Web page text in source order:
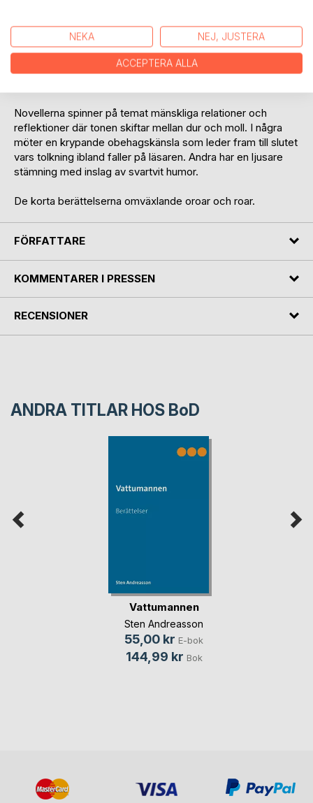
lekande pojke funderar över den gåtfulla döden. Johansson
får bryderi med sin gamla radioapparat. Vänskapen med ett
gammalt träd prövas. Ett samtal speglar parförhållandet
mellan omaka personligheter. Två bröders nära kamratskap
Novellerna spinner på temat mänskliga relationer och
reflektioner där tonen skiftar mellan dur och moll. I några
möter en krypande obehagskänsla som leder fram till slutet
vars tolkning ibland faller på läsaren. Andra har en ljusare
stämning med inslag av svartvit humor.
De korta berättelserna omväxlande oroar och roar.
FÖRFATTARE
KOMMENTARER I PRESSEN
RECENSIONER
ANDRA TITLAR HOS BoD
Vattumannen
Sten Andreasson
55,00 kr E-bok
144,99 kr Bok
NEKA NEJ, JUSTERA
ACCEPTERA ALLA